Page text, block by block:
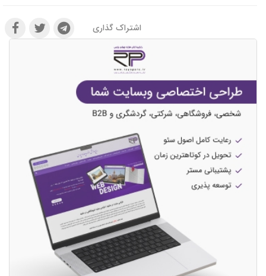
اشتراک گذاری